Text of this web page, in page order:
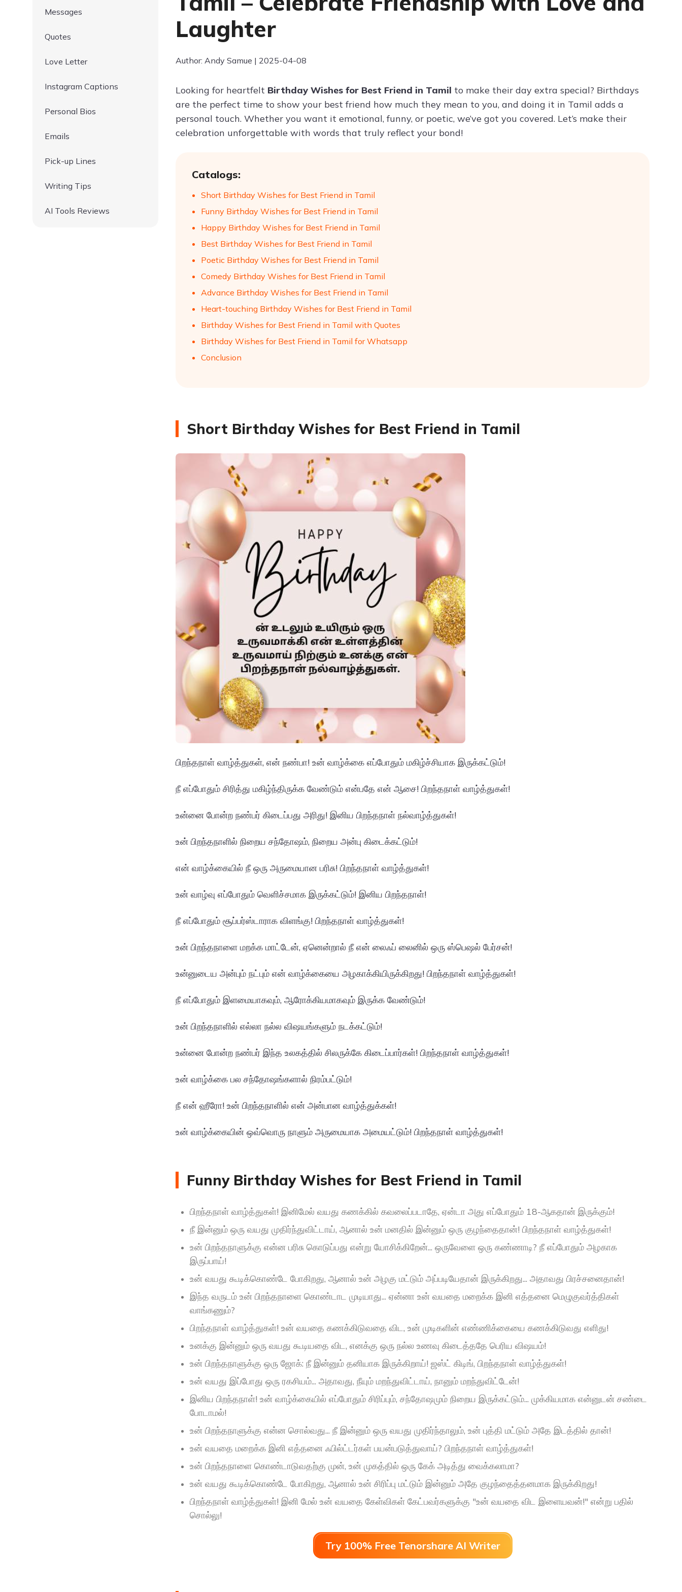
Try ChatPDF For Free
Messages
Quotes
Love Letter
Instagram Captions
Personal Bios
Emails
Pick-up Lines
Writing Tips
AI Tools Reviews
Laughter
Author: Andy Samue | 2025-04-08
Looking for heartfelt Birthday Wishes for Best Friend in Tamil to make their day extra special? Birthdays
are the perfect time to show your best friend how much they mean to you, and doing it in Tamil adds a
personal touch. Whether you want it emotional, funny, or poetic, we’ve got you covered. Let’s make their
celebration unforgettable with words that truly reflect your bond!
Catalogs:
Short Birthday Wishes for Best Friend in Tamil
Funny Birthday Wishes for Best Friend in Tamil
Happy Birthday Wishes for Best Friend in Tamil
Best Birthday Wishes for Best Friend in Tamil
Poetic Birthday Wishes for Best Friend in Tamil
Comedy Birthday Wishes for Best Friend in Tamil
Advance Birthday Wishes for Best Friend in Tamil
Heart-touching Birthday Wishes for Best Friend in Tamil
Birthday Wishes for Best Friend in Tamil with Quotes
Birthday Wishes for Best Friend in Tamil for Whatsapp
Conclusion
Short Birthday Wishes for Best Friend in Tamil
பிறந்தநாள் வாழ்த்துகள், என் நண்பா! உன் வாழ்க்கை எப்போதும் மகிழ்ச்சியாக இருக்கட்டும்!
நீ எப்போதும் சிரித்து மகிழ்ந்திருக்க வேண்டும் என்பதே என் ஆசை! பிறந்தநாள் வாழ்த்துகள்!
உன்னை போன்ற நண்பர் கிடைப்பது அரிது! இனிய பிறந்தநாள் நல்வாழ்த்துகள்!
உன் பிறந்தநாளில் நிறைய சந்தோஷம், நிறைய அன்பு கிடைக்கட்டும்!
என் வாழ்க்கையில் நீ ஒரு அருமையான பரிசு! பிறந்தநாள் வாழ்த்துகள்!
உன் வாழ்வு எப்போதும் வெளிச்சமாக இருக்கட்டும்! இனிய பிறந்தநாள்!
நீ எப்போதும் சூப்பர்ஸ்டாராக விளங்கு! பிறந்தநாள் வாழ்த்துகள்!
உன் பிறந்தநாளை மறக்க மாட்டேன், ஏனென்றால் நீ என் லைஃப் லைனில் ஒரு ஸ்பெஷல் பேர்சன்!
உன்னுடைய அன்பும் நட்பும் என் வாழ்க்கையை அழகாக்கியிருக்கிறது! பிறந்தநாள் வாழ்த்துகள்!
நீ எப்போதும் இளமையாகவும், ஆரோக்கியமாகவும் இருக்க வேண்டும்!
உன் பிறந்தநாளில் எல்லா நல்ல விஷயங்களும் நடக்கட்டும்!
உன்னை போன்ற நண்பர் இந்த உலகத்தில் சிலருக்கே கிடைப்பார்கள்! பிறந்தநாள் வாழ்த்துகள்!
உன் வாழ்க்கை பல சந்தோஷங்களால் நிரம்பட்டும்!
நீ என் ஹீரோ! உன் பிறந்தநாளில் என் அன்பான வாழ்த்துக்கள்!
உன் வாழ்க்கையின் ஒவ்வொரு நாளும் அருமையாக அமையட்டும்! பிறந்தநாள் வாழ்த்துகள்!
Funny Birthday Wishes for Best Friend in Tamil
பிறந்தநாள் வாழ்த்துகள்! இனிமேல் வயது கணக்கில் கவலைப்படாதே, ஏன்டா அது எப்போதும் 18-ஆகதான் இருக்கும்!
நீ இன்னும் ஒரு வயது முதிர்ந்துவிட்டாய், ஆனால் உன் மனதில் இன்னும் ஒரு குழந்தைதான்! பிறந்தநாள் வாழ்த்துகள்!
உன் பிறந்தநாளுக்கு என்ன பரிசு கொடுப்பது என்று யோசிக்கிறேன்... ஒருவேளை ஒரு கண்ணாடி? நீ எப்போதும் அழகாக
இருப்பாய்!
உன் வயது கூடிக்கொண்டே போகிறது, ஆனால் உன் அழகு மட்டும் அப்படியேதான் இருக்கிறது... அதாவது பிரச்சனைதான்!
இந்த வருடம் உன் பிறந்தநாளை கொண்டாட முடியாது... ஏன்னா உன் வயதை மறைக்க இனி எத்தனை மெழுகுவர்த்திகள்
வாங்கணும்?
பிறந்தநாள் வாழ்த்துகள்! உன் வயதை கணக்கிடுவதை விட, உன் முடிகளின் எண்ணிக்கையை கணக்கிடுவது எளிது!
உனக்கு இன்னும் ஒரு வயது கூடியதை விட, எனக்கு ஒரு நல்ல உணவு கிடைத்ததே பெரிய விஷயம்!
உன் பிறந்தநாளுக்கு ஒரு ஜோக்: நீ இன்னும் தனியாக இருக்கிறாய்! ஜஸ்ட் கிடிங், பிறந்தநாள் வாழ்த்துகள்!
உன் வயது இப்போது ஒரு ரகசியம்... அதாவது, நீயும் மறந்துவிட்டாய், நானும் மறந்துவிட்டேன்!
இனிய பிறந்தநாள்! உன் வாழ்க்கையில் எப்போதும் சிரிப்பும், சந்தோஷமும் நிறைய இருக்கட்டும்... முக்கியமாக என்னுடன் சண்டை
போடாமல்!
உன் பிறந்தநாளுக்கு என்ன சொல்வது... நீ இன்னும் ஒரு வயது முதிர்ந்தாலும், உன் புத்தி மட்டும் அதே இடத்தில் தான்!
உன் வயதை மறைக்க இனி எத்தனை ஃபில்ட்டர்கள் பயன்படுத்துவாய்? பிறந்தநாள் வாழ்த்துகள்!
உன் பிறந்தநாளை கொண்டாடுவதற்கு முன், உன் முகத்தில் ஒரு கேக் அடித்து வைக்கலாமா?
உன் வயது கூடிக்கொண்டே போகிறது, ஆனால் உன் சிரிப்பு மட்டும் இன்னும் அதே குழந்தைத்தனமாக இருக்கிறது!
பிறந்தநாள் வாழ்த்துகள்! இனி மேல் உன் வயதை கேள்விகள் கேட்பவர்களுக்கு "உன் வயதை விட இளையவன்!" என்று பதில்
சொல்லு!
Try 100% Free Tenorshare AI Writer